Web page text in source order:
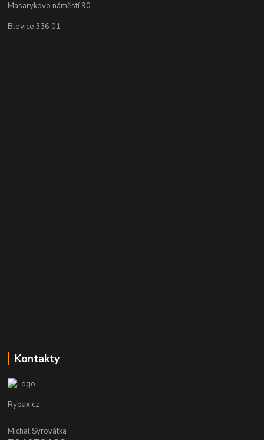
Masarykovo náměstí 90
Blovice 336 01
Kontakty
Rybax.cz
Michal Syrovátka